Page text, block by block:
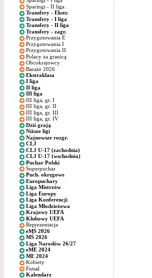
Sparingi - II liga
Transfery - Ekstr.
Transfery - I liga
Transfery - II liga
Transfery - zagr.
Przygotowania E
Przygotowania I
Przygotowania II
Polacy za granicą
Obcokrajowcy
Baraże 2026
Ekstraklasa
I liga
II liga
III liga
III liga, gr. I
III liga, gr. II
III liga, gr. III
III liga, gr. IV
Dziś grają
Niższe ligi
Najnowsze rozgr.
CLJ
CLJ U-17 (zachodnia)
CLJ U-17 (wschodnia)
Puchar Polski
Superpuchar
Puch. okręgowe
Europuchary
Liga Mistrzów
Liga Europy
Liga Konferencji
Liga Młodzieżowa
Krajowy UEFA
Klubowy UEFA
Reprezentacja
eMŚ 2026
MŚ 2026
Liga Narodów 26/27
eME 2024
ME 2024
Kobiety
Futsal
Kalendarz